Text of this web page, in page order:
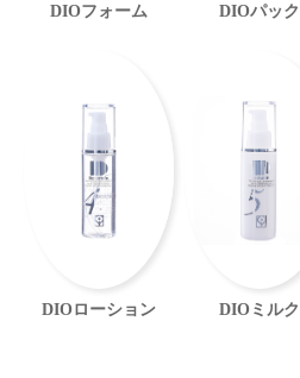
DIOフォーム DIOパック
DIOローション DIOミルク